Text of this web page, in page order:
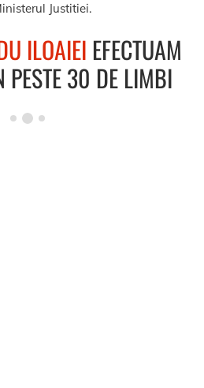
Justitiei.
ILOAIEI EFECTUAM
PESTE 30 DE LIMBI